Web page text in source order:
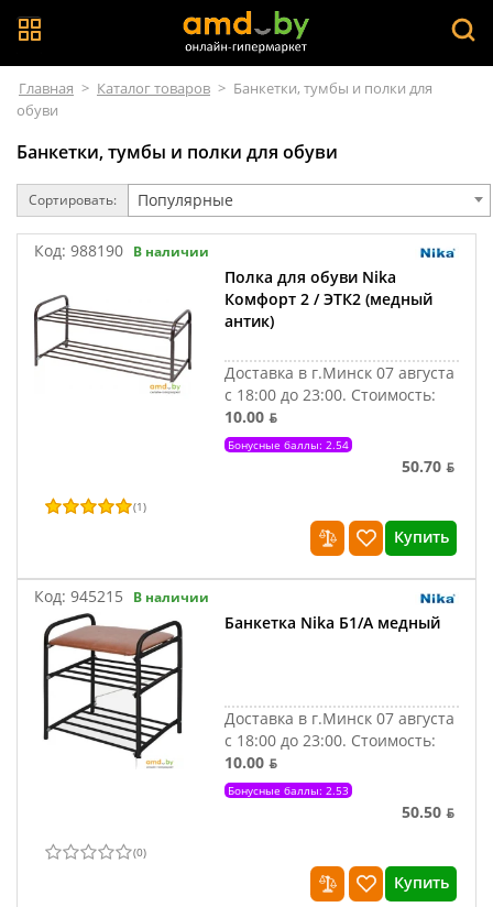
Главная > Каталог товаров > Банкетки, тумбы и полки для
обуви
Банкетки, тумбы и полки для обуви
Сортировать: Популярные
Код: 988190 В наличии
Полка для обуви Nika
Комфорт 2 / ЭТК2 (медный
антик)
Доставка в г.Минск 07 августа
с 18:00 до 23:00. Стоимость:
10.00 ƃ
Бонусные баллы: 2.54
50.70 ƃ
(1)
Купить
Код: 945215 В наличии
Банкетка Nika Б1/А медный
Доставка в г.Минск 07 августа
с 18:00 до 23:00. Стоимость:
10.00 ƃ
Бонусные баллы: 2.53
50.50 ƃ
(0)
Купить